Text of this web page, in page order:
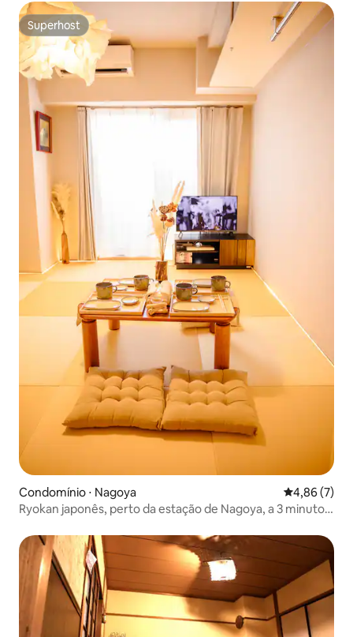
Superhost
Superhost
Condomínio ⋅ Nagoya 4,86 de uma
4,86 (7)
Ryokan japonês, perto da estação de Nagoya, a 3 minutos
(recomendado para 2 a 3 pessoas)